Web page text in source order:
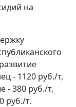
на
- 1120 руб./т,
- 380 руб./т,
руб./т.